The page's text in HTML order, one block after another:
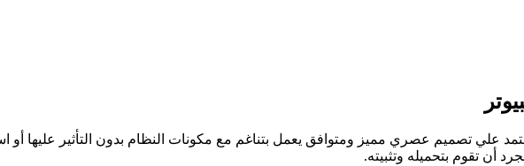
علي تصميم عصري مميز ومتوافق يعمل بتناغم مع مكونات النظام بدون التأثير عليها أو
أن تقوم بتحميله وتثبيته.